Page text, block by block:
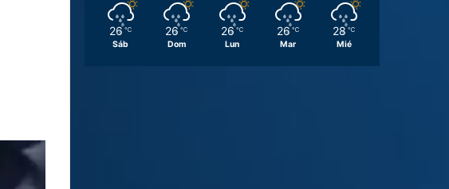
26 ℃
Sáb
26 ℃
Dom
26 ℃
Lun
26 ℃
Mar
28 ℃
Mié